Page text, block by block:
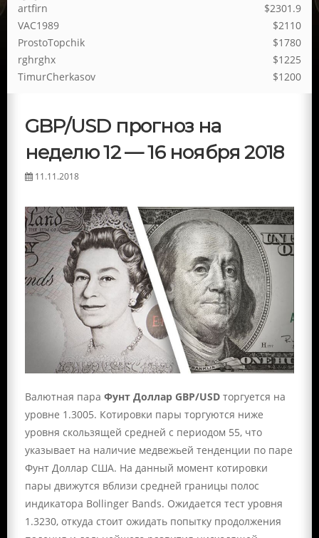
$2301.9
artfirn
$2110
VAC1989
$1780
ProstoTopchik
$1225
rghrghx
$1200
TimurCherkasov
GBP/USD прогноз на
неделю 12 — 16 ноября 2018
11.11.2018
Валютная пара Фунт Доллар GBP/USDторгуется на
уровне 1.3005. Котировки пары торгуются ниже
уровня скользящей средней с периодом 55, что
указывает на наличие медвежьей тенденции по паре
Фунт Доллар США. На данный момент котировки
пары движутся вблизи средней границы полос
индикатора Bollinger Bands. Ожидается тест уровня
1.3230, откуда стоит ожидать попытку продолжения